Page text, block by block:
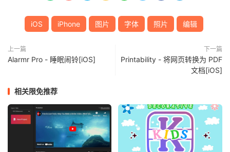
iOS iPhone 图片 字体 照片 编辑
上一篇
Alarmr Pro - 睡眠闹铃[iOS]
下一篇
Printability - 将网页转换为 PDF
文档[iOS]
相关限免推荐